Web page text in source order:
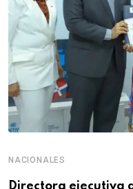
NACIONALES
Directora ejecutiva